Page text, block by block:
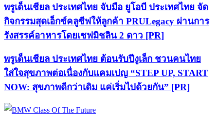
พรูเด็นเชียล ประเทศไทย จับมือ ยูโอบี ประเทศไทย จัด
กิจกรรมสุดเอ็กซ์คลูซีฟให้ลูกค้า PRULegacy ผ่านการ
รังสรรค์อาหารโดยเชฟมิชลิน 2 ดาว [PR]
พรูเด็นเชียล ประเทศไทย ต้อนรับปีงูเล็ก ชวนคนไทย
ใส่ใจสุขภาพต่อเนื่องกับแคมเปญ “STEP UP, START
NOW: สุขภาพดีกว่าเดิม แค่เริ่มไปด้วยกัน” [PR]